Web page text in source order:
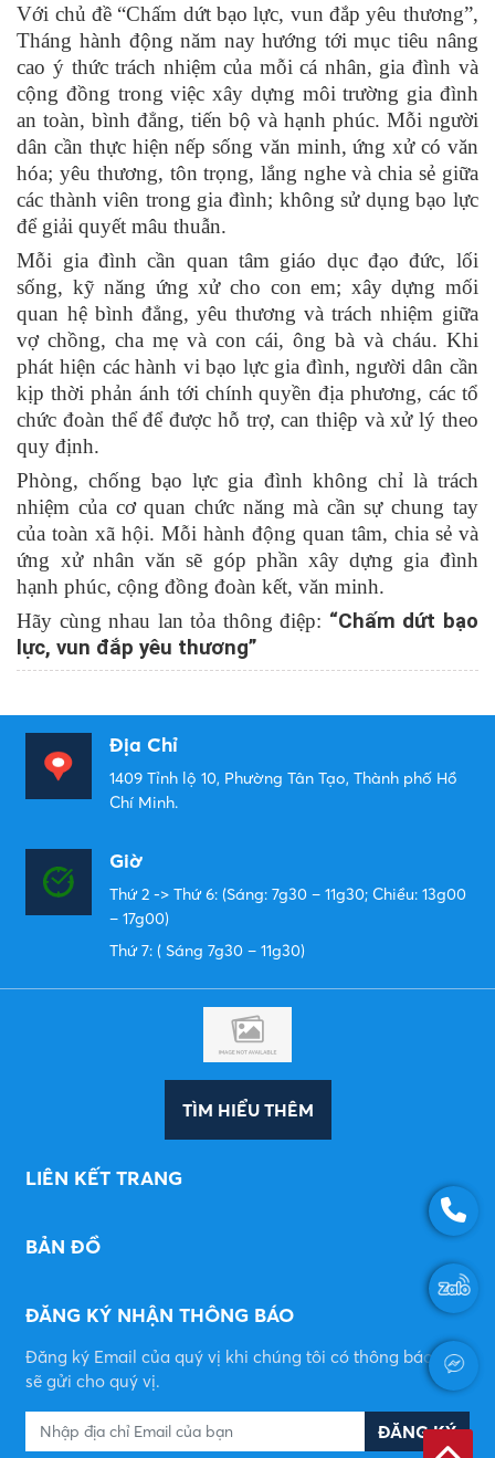
Với chủ đề “Chấm dứt bạo lực, vun đắp yêu thương”,
Tháng hành động năm nay hướng tới mục tiêu nâng
cao ý thức trách nhiệm của mỗi cá nhân, gia đình và
cộng đồng trong việc xây dựng môi trường gia đình
an toàn, bình đẳng, tiến bộ và hạnh phúc. Mỗi người
dân cần thực hiện nếp sống văn minh, ứng xử có văn
hóa; yêu thương, tôn trọng, lắng nghe và chia sẻ giữa
các thành viên trong gia đình; không sử dụng bạo lực
để giải quyết mâu thuẫn.
Mỗi gia đình cần quan tâm giáo dục đạo đức, lối
sống, kỹ năng ứng xử cho con em; xây dựng mối
quan hệ bình đẳng, yêu thương và trách nhiệm giữa
vợ chồng, cha mẹ và con cái, ông bà và cháu. Khi
phát hiện các hành vi bạo lực gia đình, người dân cần
kịp thời phản ánh tới chính quyền địa phương, các tổ
chức đoàn thể để được hỗ trợ, can thiệp và xử lý theo
quy định.
Phòng, chống bạo lực gia đình không chỉ là trách
nhiệm của cơ quan chức năng mà cần sự chung tay
của toàn xã hội. Mỗi hành động quan tâm, chia sẻ và
ứng xử nhân văn sẽ góp phần xây dựng gia đình
hạnh phúc, cộng đồng đoàn kết, văn minh.
Hãy cùng nhau lan tỏa thông điệp: “Chấm dứt bạo
lực, vun đắp yêu thương”
Địa Chỉ
1409 Tỉnh lộ 10, Phường Tân Tạo, Thành phố Hồ
Chí Minh.
Giờ
Thứ 2 -> Thứ 6: (Sáng: 7g30 – 11g30; Chiều: 13g00
– 17g00)
Thứ 7: ( Sáng 7g30 – 11g30)
TÌM HIỂU THÊM
LIÊN KẾT TRANG
BẢN ĐỒ
ĐĂNG KÝ NHẬN THÔNG BÁO
Đăng ký Email của quý vị khi chúng tôi có thông báo mới
sẽ gửi cho quý vị.
ĐĂNG KÝ